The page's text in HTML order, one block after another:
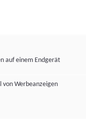
auf einem Endgerät
Werbeanzeigen